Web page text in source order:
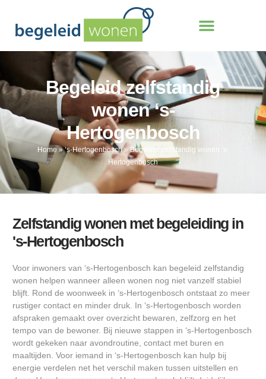
Begeleid zelfstandig
wonen ‘s-
Hertogenbosch
Home »‘s-Hertogenbosch»Begeleid zelfstandig wonen ‘s-
Hertogenbosch
Zelfstandig wonen met begeleiding in
's-Hertogenbosch
Voor inwoners van ‘s-Hertogenbosch kan begeleid zelfstandig
wonen helpen wanneer alleen wonen nog niet vanzelf stabiel
blijft. Rond de woonweek in ‘s-Hertogenbosch ontstaat zo meer
rustiger contact en minder druk. In ‘s-Hertogenbosch worden
afspraken gemaakt over overzicht bewaren, zelfzorg en het
tempo van de bewoner. Bij nieuwe stappen in ‘s-Hertogenbosch
wordt gekeken naar avondroutine, contact met buren en
maaltijden. Voor iemand in ‘s-Hertogenbosch kan hulp bij
energie verdelen net het verschil maken tussen uitstellen en